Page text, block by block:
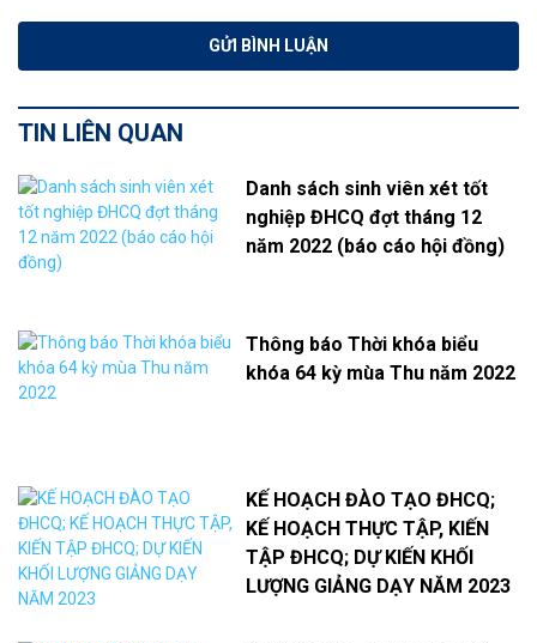
TIN LIÊN QUAN
Danh sách sinh viên xét tốt
nghiệp ĐHCQ đợt tháng 12
năm 2022 (báo cáo hội đồng)
Thông báo Thời khóa biểu
khóa 64 kỳ mùa Thu năm 2022
KẾ HOẠCH ĐÀO TẠO ĐHCQ;
KẾ HOẠCH THỰC TẬP, KIẾN
TẬP ĐHCQ; DỰ KIẾN KHỐI
LƯỢNG GIẢNG DẠY NĂM 2023